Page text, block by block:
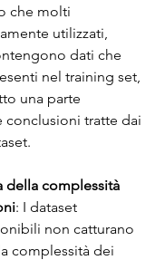
che molti
utilizzati,
dati che
nel training set,
una parte
conclusioni tratte dai
della complessità
: I dataset
non catturano
complessità dei